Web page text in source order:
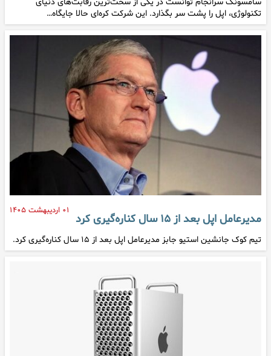
سامسونگ سرانجام توانست در یکی از سخت‌ترین رقابت‌های دنیای
تکنولوژی، اپل را پشت سر بگذارد. این شرکت کره‌ای حالا جایگاه…
۰۱ اردیبهشت ۱۴۰۵
مدیرعامل اپل بعد از ۱۵ سال کناره‌گیری کرد
تیم کوک جانشین استیو جابز مدیرعامل اپل بعد از ۱۵ سال کناره‌گیری کرد.